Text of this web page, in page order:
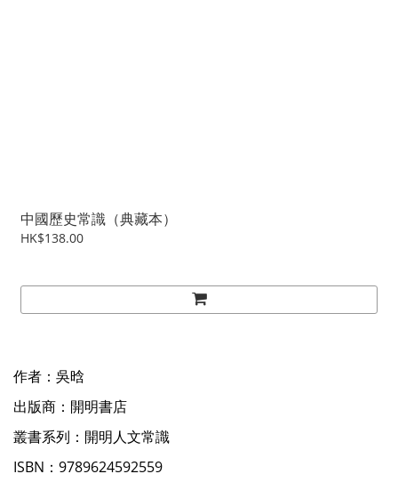
中國歷史常識（典藏本）
HK$138.00
作者：吳晗
出版商：開明書店
叢書系列：開明人文常識
ISBN：9789624592559